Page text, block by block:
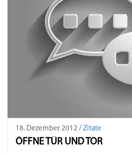
18. Dezember 2012 / Zitate
ÖFFNE TÜR UND TOR